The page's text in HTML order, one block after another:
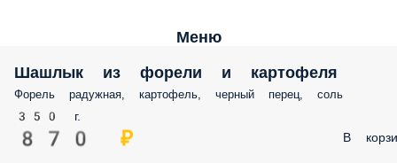
Меню
Шашлык из форели и картофеля
Форель радужная, картофель, черный перец, соль
350 г.
870 ₽ В